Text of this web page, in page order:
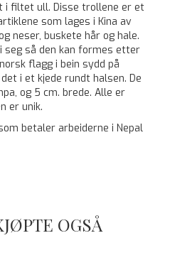
i filtet ull. Disse trollene er et
som lages i Kina av
neser, buskete hår og hale.
seg så den kan formes etter
flagg i bein sydd på
i et kjede rundt halsen. De
og 5 cm. brede. Alle er
er unik.
betaler arbeiderne i Nepal
OGSÅ